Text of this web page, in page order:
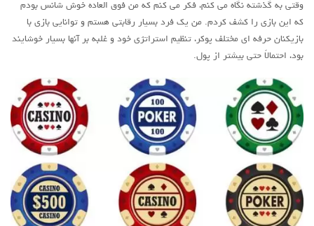
وقتی به گذشته نگاه می کنم، فکر می کنم که من فوق العاده خوش شانس بودم
که این بازی را کشف کردم. من یک فرد بسیار رقابتی هستم و توانایی بازی با
بازیکنان حرفه ای مختلف پوکر، تنظیم استراتژی خود و غلبه بر آنها بسیار خوشایند
بود، احتمالاً حتی بیشتر از پول.